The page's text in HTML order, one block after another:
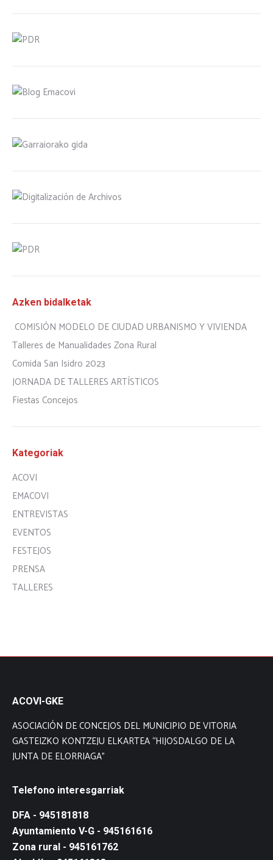
Azken bidalketak
COMISIÓN MODELO DE CIUDAD URBANISMO Y VIVIENDA
Talleres de Manualidades Zona Rural
Comida San Isidro 2023
JORNADA DE TALLERES ARTÍSTICOS
Fiestas Concejos
Kategoriak
ACOVI
EMACOVI
ENTREVISTAS
EVENTOS
FESTEJOS
PRENSA
TALLERES
ACOVI-GKE
ASOCIACIÓN DE CONCEJOS DEL MUNICIPIO DE VITORIA
GASTEIZKO KONTZEJU ELKARTEA “HIJOSDALGO DE LA
JUNTA DE ELORRIAGA”
Telefono interesgarriak
DFA - 945181818
Ayuntamiento V-G - 945161616
Zona rural - 945161762